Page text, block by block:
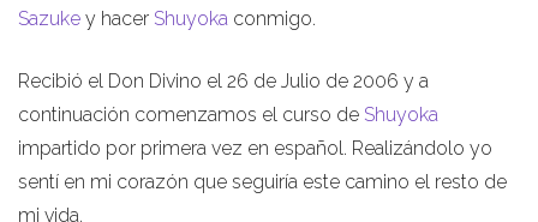
Sazuke y hacer Shuyoka conmigo.
Recibió el Don Divino el 26 de Julio de 2006 y a
continuación comenzamos el curso de Shuyoka
impartido por primera vez en español. Realizándolo yo
sentí en mi corazón que seguiría este camino el resto de
mi vida.